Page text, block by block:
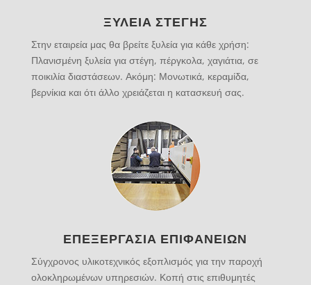
ΞΥΛΕΙΑ ΣΤΕΓΗΣ
Στην εταιρεία μας θα βρείτε ξυλεία για κάθε χρήση:
Πλανισμένη ξυλεία για στέγη, πέργκολα, χαγιάτια, σε
ποικιλία διαστάσεων. Ακόμη: Μονωτικά, κεραμίδα,
βερνίκια και ότι άλλο χρειάζεται η κατασκευή σας.
ΕΠΕΞΕΡΓΑΣΙΑ ΕΠΙΦΑΝΕΙΩΝ
Σύγχρονος υλικοτεχνικός εξοπλισμός για την παροχή
ολοκληρωμένων υπηρεσιών. Κοπή στις επιθυμητές